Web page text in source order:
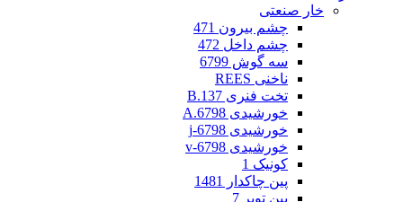
خار صنعتی
چشم بیرون 471
چشم داخل 472
سه گوش 6799
ناخنی REES
تخت فنری 137.B
خورشیدی 6798.A
خورشیدی 6798-j
خورشیدی 6798-v
کونیک 1
پین چاکدار 1481
پین توپر 7